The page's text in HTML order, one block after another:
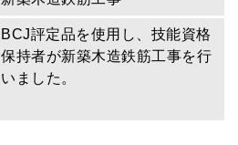
BCJ評定品を使用し、技能資格
保持者が新築木造鉄筋工事を行
いました。